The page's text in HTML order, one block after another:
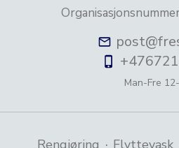
Man-Fre
Rengjøring · Flyttevask